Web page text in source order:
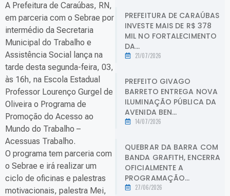
A Prefeitura de Caraúbas, RN,
em parceria com o Sebrae por
intermédio da Secretaria
Municipal do Trabalho e
Assistência Social lança na
tarde desta segunda-feira, 03,
às 16h, na Escola Estadual
Professor Lourenço Gurgel de
Oliveira o Programa de
Promoção do Acesso ao
Mundo do Trabalho –
Acessuas Trabalho.
O programa tem parceria com
o Sebrae e irá realizar um
ciclo de oficinas e palestras
motivacionais, palestra Mei,
PREFEITURA DE CARAÚBAS
INVESTE MAIS DE R$ 378
MIL NO FORTALECIMENTO
DA...
21/07/2026
PREFEITO GIVAGO
BARRETO ENTREGA NOVA
ILUMINAÇÃO PÚBLICA DA
AVENIDA BEN...
14/07/2026
QUEBRAR DA BARRA COM
BANDA GRAFITH, ENCERRA
OFICIALMENTE A
PROGRAMAÇÃO...
27/06/2026